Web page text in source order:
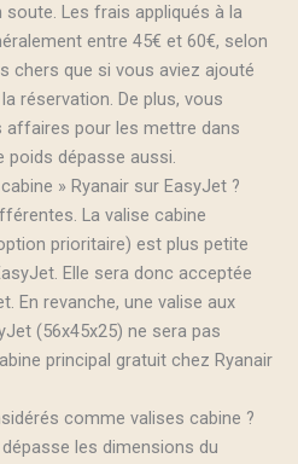
soute. Les frais appliqués à la
entre 45€ et 60€, selon
chers que si vous aviez ajouté
réservation. De plus, vous
affaires pour les mettre dans
poids dépasse aussi.
» Ryanair sur EasyJet ?
La valise cabine
prioritaire) est plus petite
Elle sera donc acceptée
En revanche, une valise aux
(56x45x25) ne sera pas
principal gratuit chez Ryanair
comme valises cabine ?
dépasse les dimensions du